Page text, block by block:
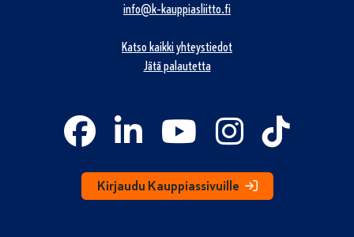
info@k-kauppiasliitto.fi
Katso kaikki yhteystiedot
Jätä palautetta
Kirjaudu Kauppiassivuille